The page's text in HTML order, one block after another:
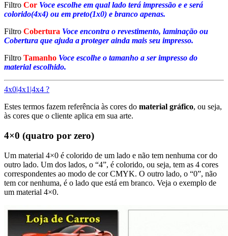
Filtro Cor Voce escolhe em qual lado terá impressão e e será
colorido(4x4) ou em preto(1x0) e branco apenas.
Filtro Cobertura Voce encontra o revestimento, laminação ou
Cobertura que ajuda a proteger ainda mais seu impresso.
Filtro Tamanho Voce escolhe o tamanho a ser impresso do
material escolhido.
4x0|4x1|4x4 ?
Estes termos fazem referência às cores do material gráfico, ou seja,
às cores que o cliente aplica em sua arte.
4×0 (quatro por zero)
Um material 4×0 é colorido de um lado e não tem nenhuma cor do
outro lado. Um dos lados, o “4”, é colorido, ou seja, tem as 4 cores
correspondentes ao modo de cor CMYK. O outro lado, o “0”, não
tem cor nenhuma, é o lado que está em branco. Veja o exemplo de
um material 4×0.